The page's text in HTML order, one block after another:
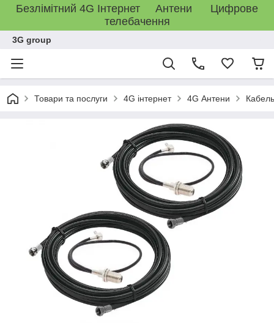
Безлімітний 4G Інтернет Антени Цифрове
телебачення
3G group
Товари та послуги 4G інтернет 4G Антени